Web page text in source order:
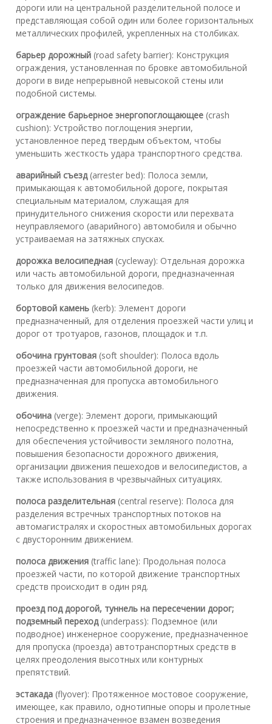
дороги или на центральной разделительной полосе и
представляющая собой один или более горизонтальных
металлических профилей, укрепленных на столбиках.
барьер дорожный (road safety barrier): Конструкция
ограждения, установленная по бровке автомобильной
дороги в виде непрерывной невысокой стены или
подобной системы.
ограждение барьерное энергопоглощающее (crash
cushion): Устройство поглощения энергии,
установленное перед твердым объектом, чтобы
уменьшить жесткость удара транспортного средства.
аварийный съезд(arrester bed): Полоса земли,
примыкающая к автомобильной дороге, покрытая
специальным материалом, служащая для
принудительного снижения скорости или перехвата
неуправляемого (аварийного) автомобиля и обычно
устраиваемая на затяжных спусках.
дорожка велосипедная (cycleway): Отдельная дорожка
или часть автомобильной дороги, предназначенная
только для движения велосипедов.
бортовой камень (kerb): Элемент дороги
предназначенный, для отделения проезжей части улиц и
дорог от тротуаров, газонов, площадок и т.п.
обочина грунтовая (soft shoulder): Полоса вдоль
проезжей части автомобильной дороги, не
предназначенная для пропуска автомобильного
движения.
обочина (verge): Элемент дороги, примыкающий
непосредственно к проезжей части и предназначенный
для обеспечения устойчивости земляного полотна,
повышения безопасности дорожного движения,
организации движения пешеходов и велосипедистов, а
также использования в чрезвычайных ситуациях.
полоса разделительная (central reserve): Полоса для
разделения встречных транспортных потоков на
автомагистралях и скоростных автомобильных дорогах
с двусторонним движением.
полоса движения (traffic lane): Продольная полоса
проезжей части, по которой движение транспортных
средств происходит в один ряд.
проезд под дорогой, туннель на пересечении дорог;
подземный переход(underpass): Подземное (или
подводное) инженерное сооружение, предназначенное
для пропуска (проезда) автотранспортных средств в
целях преодоления высотных или контурных
препятствий.
эстакада (flyover): Протяженное мостовое сооружение,
имеющее, как правило, однотипные опоры и пролетные
строения и предназначенное взамен возведения